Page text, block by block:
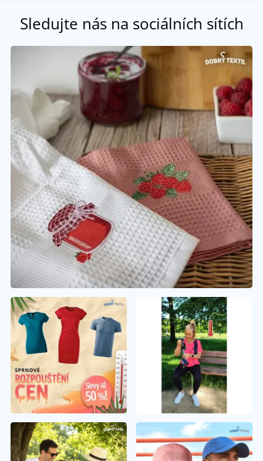
Sledujte nás na sociálních sítích